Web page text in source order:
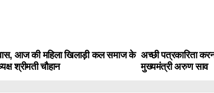
अच्छी पत्रकारिता
मुख्यमंत्री अरुण साव
आज की महिला खिलाड़ी कल समाज के
श्रीमती चौहान